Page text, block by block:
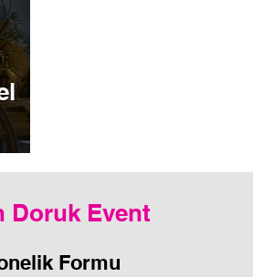
Doruk Event
Formu